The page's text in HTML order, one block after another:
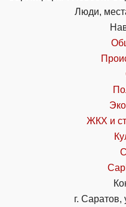
Люди,
ЖКХ и
г. Саратов,